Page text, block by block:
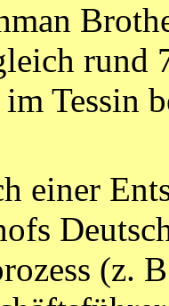
Tessin
einer
(z.